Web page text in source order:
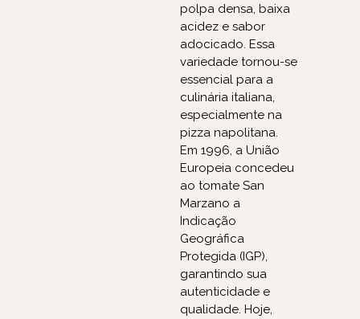
polpa densa, baixa
acidez e sabor
adocicado. Essa
variedade tornou-se
essencial para a
culinária italiana,
especialmente na
pizza napolitana.
Em 1996, a União
Europeia concedeu
ao tomate San
Marzano a
Indicação
Geográfica
Protegida (IGP),
garantindo sua
autenticidade e
qualidade. Hoje,